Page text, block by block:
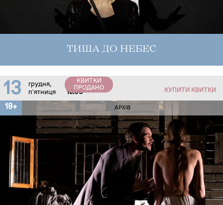
ТИША ДО НЕБЕС
13
грудня,
п'ятниця
18:00
КВИТКИ
ПРОДАНО
КУПИТИ КВИТКИ
18+ АРХІВ